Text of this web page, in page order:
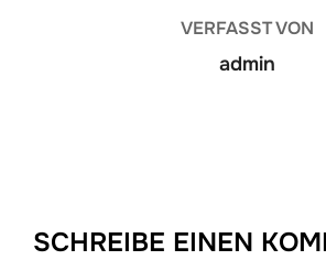
VERFASST VON
admin
SCHREIBE EINEN